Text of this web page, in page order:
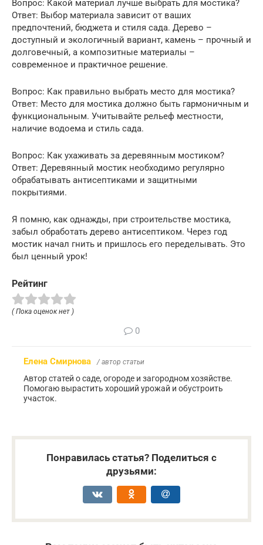
Вопрос: Какой материал лучше выбрать для мостика?
Ответ: Выбор материала зависит от ваших
предпочтений, бюджета и стиля сада. Дерево –
доступный и экологичный вариант, камень – прочный и
долговечный, а композитные материалы –
современное и практичное решение.
Вопрос: Как правильно выбрать место для мостика?
Ответ: Место для мостика должно быть гармоничным и
функциональным. Учитывайте рельеф местности,
наличие водоема и стиль сада.
Вопрос: Как ухаживать за деревянным мостиком?
Ответ: Деревянный мостик необходимо регулярно
обрабатывать антисептиками и защитными
покрытиями.
Я помню, как однажды, при строительстве мостика,
забыл обработать дерево антисептиком. Через год
мостик начал гнить и пришлось его переделывать. Это
был ценный урок!
Рейтинг
( Пока оценок нет )
0
Елена Смирнова / автор статьи
Автор статей о саде, огороде и загородном хозяйстве.
Помогаю вырастить хороший урожай и обустроить
участок.
Понравилась статья? Поделиться с
друзьями: